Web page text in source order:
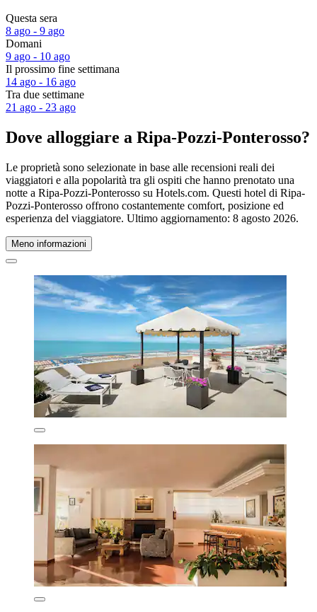
Questa sera
8 ago - 9 ago
Domani
9 ago - 10 ago
Il prossimo fine settimana
14 ago - 16 ago
Tra due settimane
21 ago - 23 ago
Dove alloggiare a Ripa-Pozzi-Ponterosso?
Le proprietà sono selezionate in base alle recensioni reali dei
viaggiatori e alla popolarità tra gli ospiti che hanno prenotato una
notte a Ripa-Pozzi-Ponterosso su Hotels.com. Questi hotel di Ripa-
Pozzi-Ponterosso offrono costantemente comfort, posizione ed
esperienza del viaggiatore. Ultimo aggiornamento: 8 agosto 2026.
Meno informazioni